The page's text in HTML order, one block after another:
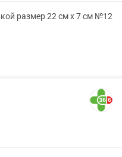
размер 22 см х 7 см №12